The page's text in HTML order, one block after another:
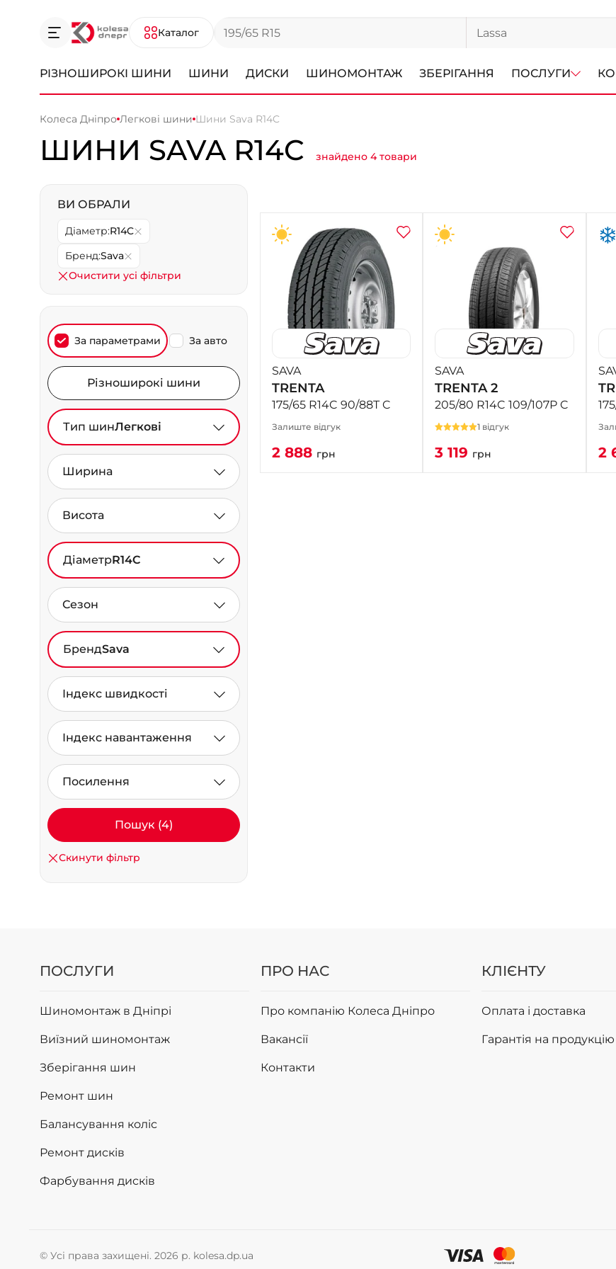
Каталог
РІЗНОШИРОКІ ШИНИ ШИНИ ДИСКИ ШИНОМОНТАЖ ЗБЕРІГАННЯ ПОСЛУГИ
Колеса Дніпро Легкові шини Шини Sava R14C
ШИНИ SAVA R14C знайдено 4 товари
ВИ ОБРАЛИ
Діаметр:R14C
Бренд:Sava
Очистити усі фільтри
За параметрами За авто
Різноширокі шини
Тип шинЛегкові
Ширина
Висота
ДіаметрR14C
Сезон
БрендSava
Індекс швидкості
Індекс навантаження
Посилення
Пошук (4)
Скинути фільтр
SAVA
TRENTA
175/65 R14C 90/88T C
Залиште відгук
2 888 грн
SAVA
TRENTA 2
205/80 R14C 109/107P C
1 відгук
3 119 грн 2
ПОСЛУГИ
Шиномонтаж в Дніпрі
Виїзний шиномонтаж
Зберігання шин
Ремонт шин
Балансування коліс
Ремонт дисків
Фарбування дисків
ПРО НАС
Про компанію Колеса Дніпро
Вакансії
Контакти
КЛІЄНТУ
Оплата і доставка
Гарантія на продукцію
© Усі права захищені. 2026 р. kolesa.dp.ua